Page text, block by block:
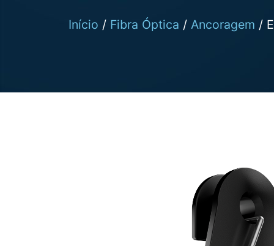
Início / Fibra Óptica / Ancoragem /